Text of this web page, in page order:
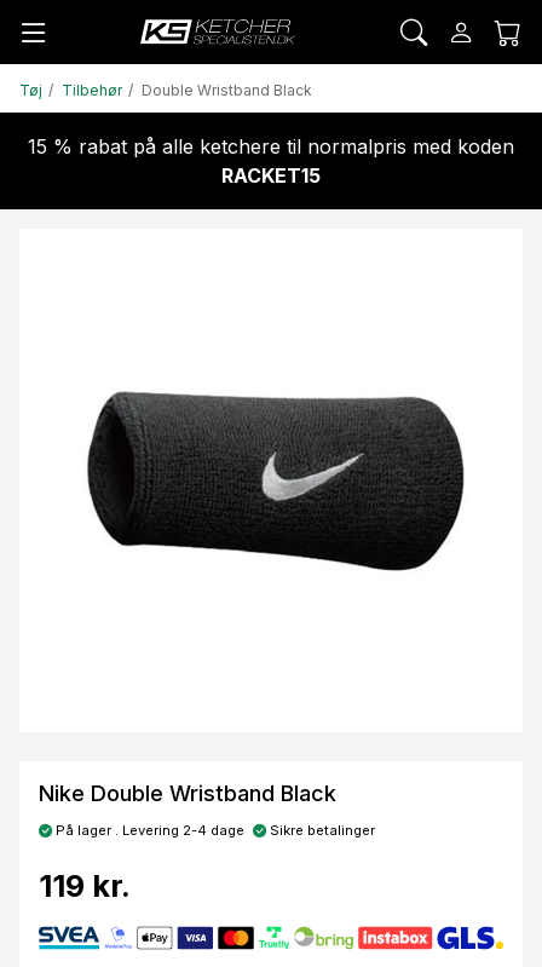
Tøj Tilbehør Double Wristband Black
15 % rabat på alle ketchere til normalpris med koden
RACKET15
Nike Double Wristband Black
På lager . Levering 2-4 dage Sikre betalinger
119 kr.